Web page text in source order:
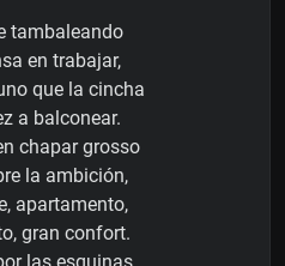
tambaleando
en trabajar,
que la cincha
a balconear.
chapar grosso
la ambición,
apartamento,
gran confort.